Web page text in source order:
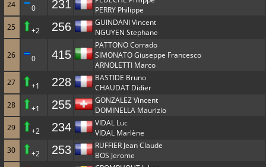
24
0 231
PERRY Philippe
25
+2 256
GUINDANI Vincent
NGUYEN Stephane
26 0 415
PATTONO Corrado
SIMONATO Giuseppe Francesco
ARNOLETTI Marco
27
+1 228
BASTIDE Bruno
CHAUDAT Didier
28
+1 255
GONZALEZ Vincent
DOMINELLA Maurizio
29
+2 234
VIDAL Luc
VIDAL Marlène
30
+2 253
RUFFIER Jean Claude
BOS Jerome